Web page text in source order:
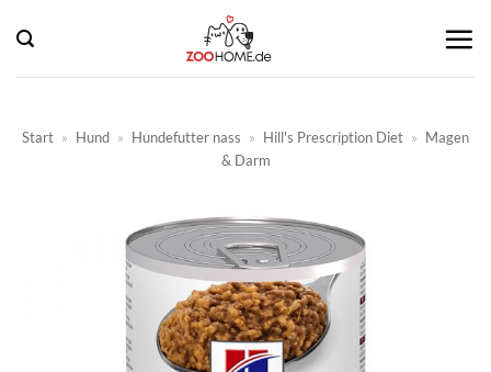
Inhalt
springen
Start » Hund » Hundefutter nass » Hill's Prescription Diet » Magen
& Darm